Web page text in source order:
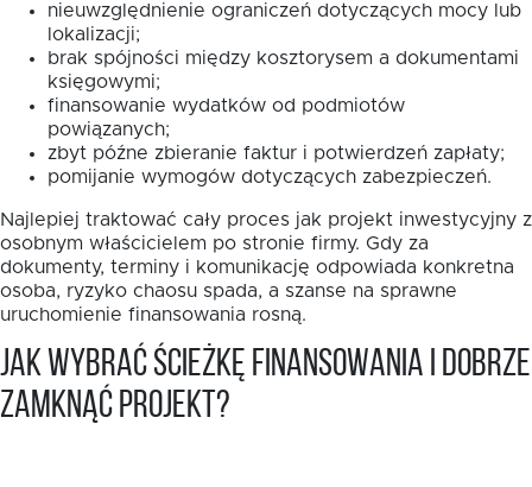
nieuwzględnienie ograniczeń dotyczących mocy lub
lokalizacji;
brak spójności między kosztorysem a dokumentami
księgowymi;
finansowanie wydatków od podmiotów
powiązanych;
zbyt późne zbieranie faktur i potwierdzeń zapłaty;
pomijanie wymogów dotyczących zabezpieczeń.
Najlepiej traktować cały proces jak projekt inwestycyjny z
osobnym właścicielem po stronie firmy. Gdy za
dokumenty, terminy i komunikację odpowiada konkretna
osoba, ryzyko chaosu spada, a szanse na sprawne
uruchomienie finansowania rosną.
Jak wybrać ścieżkę finansowania i dobrze
zamknąć projekt?